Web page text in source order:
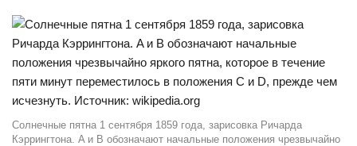
Солнечные пятна 1 сентября 1859 года, зарисовка Ричарда
Кэррингтона. A и B обозначают начальные положения чрезвычайно